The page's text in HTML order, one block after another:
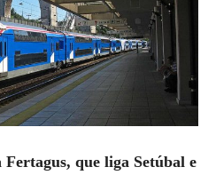
que liga Setúbal e